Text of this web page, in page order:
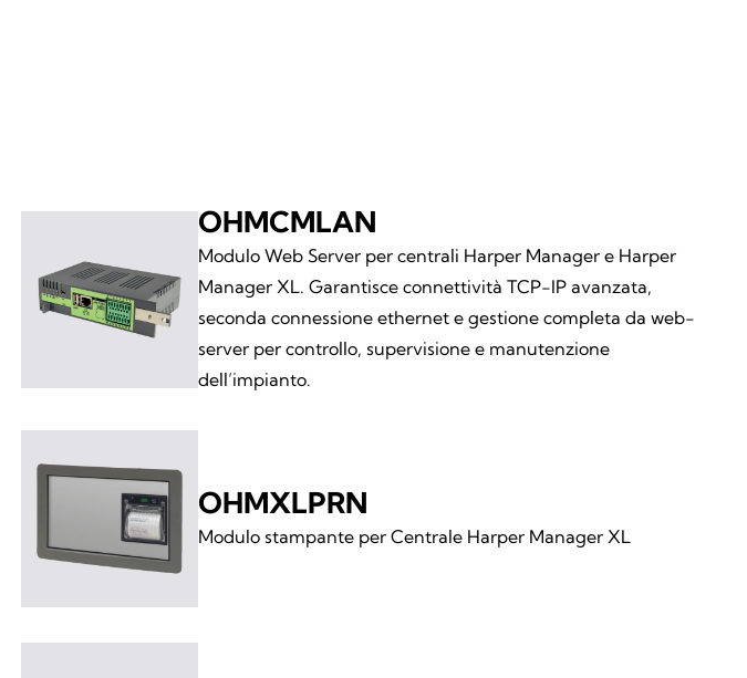
OHMCMLAN
Modulo Web Server per centrali Harper Manager e Harper
Manager XL. Garantisce connettività TCP-IP avanzata,
seconda connessione ethernet e gestione completa da web-
server per controllo, supervisione e manutenzione
dell’impianto.
OHMXLPRN
Modulo stampante per Centrale Harper Manager XL